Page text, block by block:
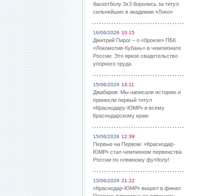
баскетболу 3х3 боролись за титул
сильнейших в академии «Локо»
16/06/2026 10:15
Дмитрий Пирог – о «бронзе» ПБК
«Локомотив-Кубань» в чемпионате
России: Это яркое свидетельство
упорного труда
15/06/2026 14:11
Джабаров: Мы написали историю и
принесли первый титул
«Краснодару-ЮМР» и всему
Краснодарскому краю
15/06/2026 12:39
Первые на Первом: «Краснодар-
ЮМР» стал чемпионом первенства
России по пляжному футболу!
13/06/2026 21:22
«Краснодар-ЮМР» вышел в финал